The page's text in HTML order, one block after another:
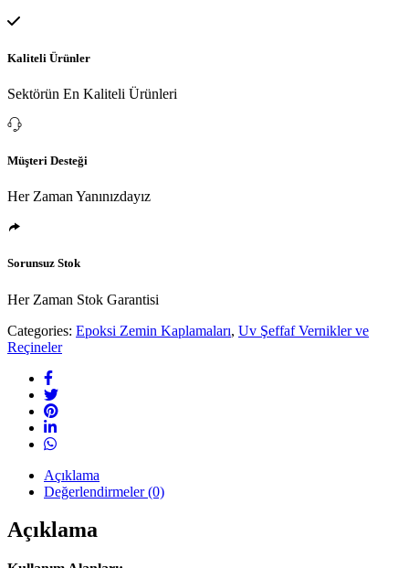
Kaliteli Ürünler
Sektörün En Kaliteli Ürünleri
Müşteri Desteği
Her Zaman Yanınızdayız
Sorunsuz Stok
Her Zaman Stok Garantisi
Categories: Epoksi Zemin Kaplamaları, Uv Şeffaf Vernikler ve
Reçineler
Açıklama
Değerlendirmeler (0)
Açıklama